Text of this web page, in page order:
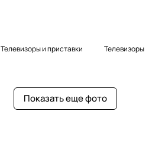
Телевизоры и приставки Телевизоры
Показать еще фото